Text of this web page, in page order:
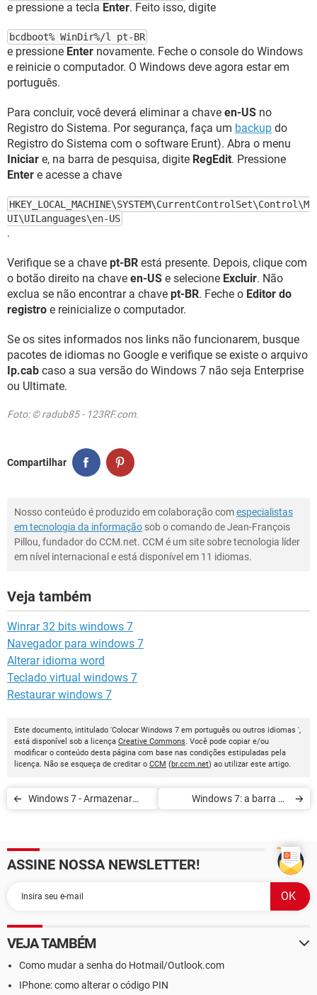
e pressione a tecla Enter. Feito isso, digite
bcdboot% WinDir%/l pt-BR
e pressione Enter novamente. Feche o console do Windows
e reinicie o computador. O Windows deve agora estar em
português.
Para concluir, você deverá eliminar a chave en-US no
Registro do Sistema. Por segurança, faça um backup do
Registro do Sistema com o software Erunt). Abra o menu
Iniciar e, na barra de pesquisa, digite RegEdit. Pressione
Enter e acesse a chave
HKEY_LOCAL_MACHINE\SYSTEM\CurrentControlSet\Control\M
UI\UILanguages\en-US
.
Verifique se a chave pt-BR está presente. Depois, clique com
o botão direito na chave en-US e selecione Excluir. Não
exclua se não encontrar a chave pt-BR. Feche o Editor do
registro e reinicialize o computador.
Se os sites informados nos links não funcionarem, busque
pacotes de idiomas no Google e verifique se existe o arquivo
Ip.cab caso a sua versão do Windows 7 não seja Enterprise
ou Ultimate.
Foto: © radub85 - 123RF.com.
Compartilhar
Nosso conteúdo é produzido em colaboração comespecialistas
em tecnologia da informação sob o comando de Jean-François
Pillou, fundador do CCM.net. CCM é um site sobre tecnologia líder
em nível internacional e está disponível em 11 idiomas.
Veja também
Winrar 32 bits windows 7
Navegador para windows 7
Alterar idioma word
Teclado virtual windows 7
Restaurar windows 7
Este documento, intitulado 'Colocar Windows 7 em português ou outros idiomas ',
está disponível sob a licença Creative Commons. Você pode copiar e/ou
modificar o conteúdo desta página com base nas condições estipuladas pela
licença. Não se esqueça de creditar o CCM (br.ccm.net) ao utilizar este artigo.
Windows 7 - Armazenar
Windows 7: a barra de
ASSINE NOSSA NEWSLETTER!
VEJA TAMBÉM
Como mudar a senha do Hotmail/Outlook.com
IPhone: como alterar o código PIN